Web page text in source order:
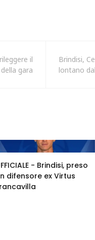
il
gara
Brindisi,
lontano
- Brindisi, preso
difensore ex Virtus